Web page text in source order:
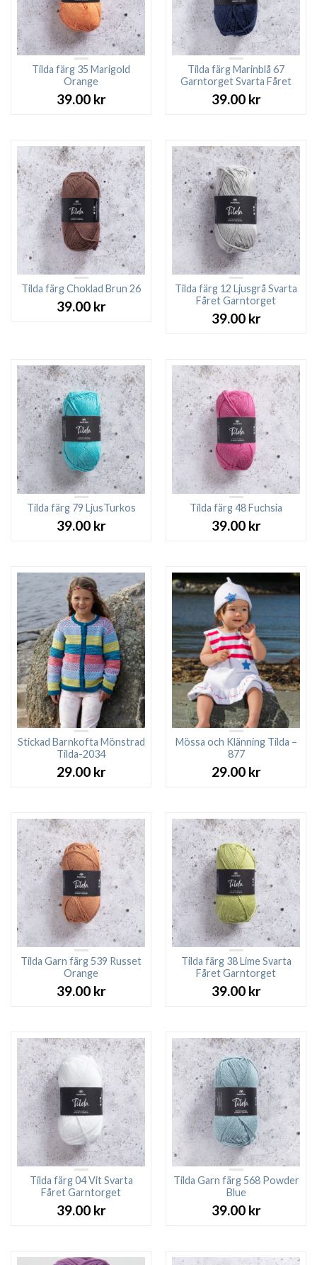
Tilda färg 35 Marigold
Orange
39.00 kr
Tilda färg Marinblå 67
Garntorget Svarta Fåret
39.00 kr
Tilda färg Choklad Brun 26
39.00 kr
Tilda färg 12 Ljusgrå Svarta
Fåret Garntorget
39.00 kr
Tilda färg 79 LjusTurkos
39.00 kr
Tilda färg 48 Fuchsia
39.00 kr
Stickad Barnkofta Mönstrad
Tilda-2034
29.00 kr
Mössa och Klänning Tilda –
877
29.00 kr
Tilda Garn färg 539 Russet
Orange
39.00 kr
Tilda färg 38 Lime Svarta
Fåret Garntorget
39.00 kr
Tilda färg 04 Vit Svarta
Fåret Garntorget
39.00 kr
Tilda Garn färg 568 Powder
Blue
39.00 kr